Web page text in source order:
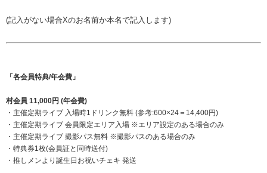
(記入がない場合Xのお名前か本名で記入します)
「各会員特典/年会費」
村会員 11,000円 (年会費)
・主催定期ライブ 入場時1ドリンク無料 (参考:600×24＝14,400円)
・主催定期ライブ 会員限定エリア入場 ※エリア設定のある場合のみ
・主催定期ライブ 撮影パス無料 ※撮影パスのある場合のみ
・特典券1枚(会員証と同時送付)
・推しメンより誕生日お祝いチェキ 発送